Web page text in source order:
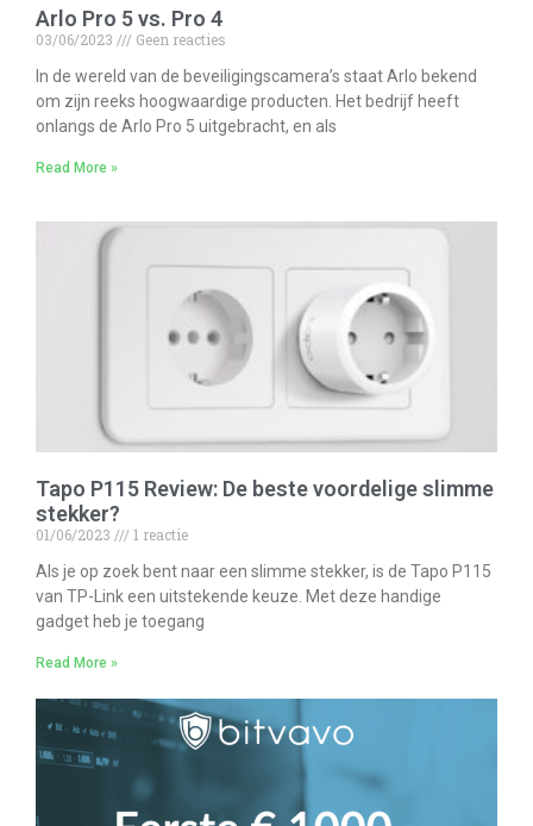
Arlo Pro 5 vs. Pro 4
03/06/2023
Geen reacties
In de wereld van de beveiligingscamera’s staat Arlo bekend
om zijn reeks hoogwaardige producten. Het bedrijf heeft
onlangs de Arlo Pro 5 uitgebracht, en als
Read More »
Tapo P115 Review: De beste voordelige slimme
stekker?
01/06/2023
1 reactie
Als je op zoek bent naar een slimme stekker, is de Tapo P115
van TP-Link een uitstekende keuze. Met deze handige
gadget heb je toegang
Read More »